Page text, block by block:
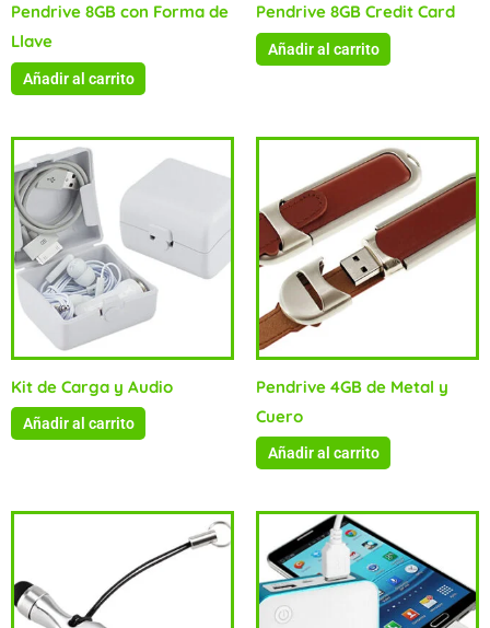
Pendrive 8GB con Forma de
Llave
Añadir al carrito
Pendrive 8GB Credit Card
Añadir al carrito
Kit de Carga y Audio
Añadir al carrito
Pendrive 4GB de Metal y
Cuero
Añadir al carrito